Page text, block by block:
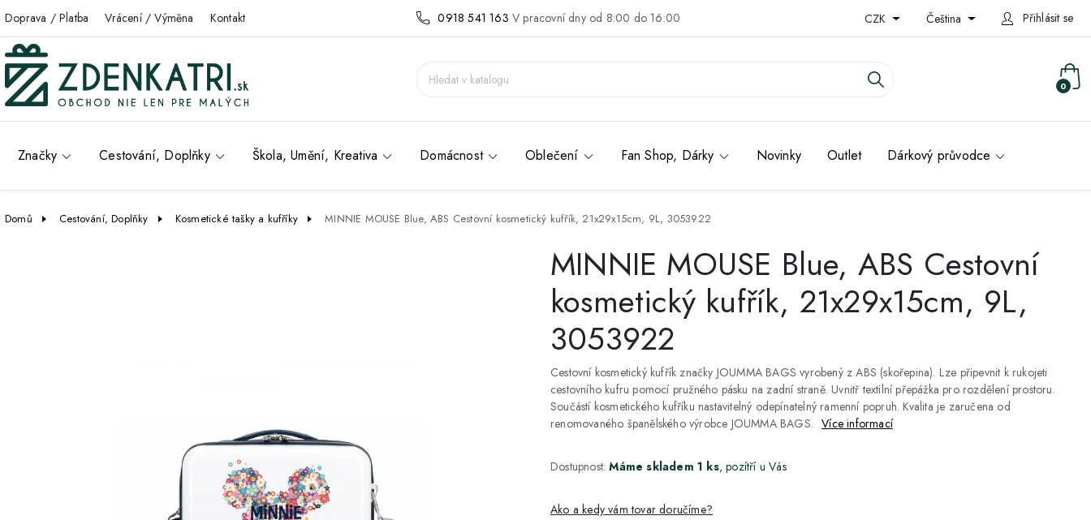
Doprava / Platba Vrácení / Výměna Kontakt 0918 541 163 V pracovní dny od 8:00 do 16:00 CZK Čeština Přihlásit se
0
Značky Cestování, Doplňky Škola, Umění, Kreativa Domácnost Oblečení Fan Shop, Dárky Novinky Outlet Dárkový průvodce
Domů Cestování, Doplňky Kosmetické tašky a kufříky MINNIE MOUSE Blue, ABS Cestovní kosmetický kufřík, 21x29x15cm, 9L, 3053922
MINNIE MOUSE Blue, ABS Cestovní
kosmetický kufřík, 21x29x15cm, 9L,
3053922
Cestovní kosmetický kufřík značky JOUMMA BAGS vyrobený z ABS (skořepina). Lze připevnit k rukojeti
cestovního kufru pomocí pružného pásku na zadní straně. Uvnitř textilní přepážka pro rozdělení prostoru.
Součástí kosmetického kufříku nastavitelný odepínatelný ramenní popruh. Kvalita je zaručena od
renomovaného španělského výrobce JOUMMA BAGS. Více informací
Dostupnost:Máme skladem 1 ks, pozítří u Vás
Ako a kedy vám tovar doručíme?